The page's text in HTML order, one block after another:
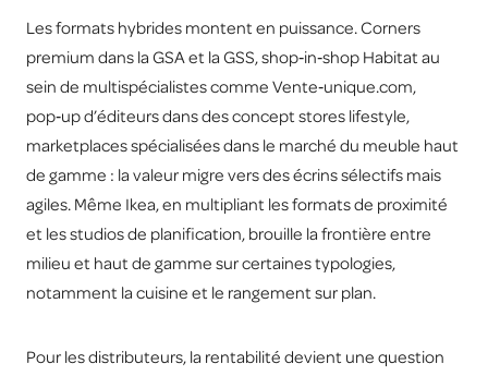
Les formats hybrides montent en puissance. Corners
premium dans la GSA et la GSS, shop‑in‑shop Habitat au
sein de multispécialistes comme Vente‑unique.com,
pop‑up d’éditeurs dans des concept stores lifestyle,
marketplaces spécialisées dans le marché du meuble haut
de gamme : la valeur migre vers des écrins sélectifs mais
agiles. Même Ikea, en multipliant les formats de proximité
et les studios de planification, brouille la frontière entre
milieu et haut de gamme sur certaines typologies,
notamment la cuisine et le rangement sur plan.
Pour les distributeurs, la rentabilité devient une question